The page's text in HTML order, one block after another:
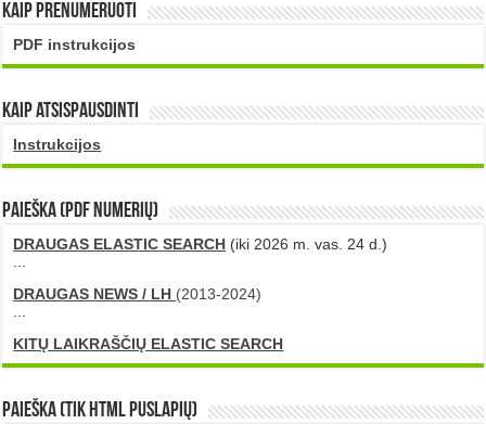
Kaip prenumeruoti
PDF instrukcijos
Kaip atsispausdinti
Instrukcijos
PAIEŠKA (PDF numerių)
DRAUGAS ELASTIC SEARCH (iki 2026 m. vas. 24 d.)
...
DRAUGAS NEWS / LH (2013-2024)
...
KITŲ LAIKRAŠČIŲ ELASTIC SEARCH
Paieška (tik HTML puslapių)